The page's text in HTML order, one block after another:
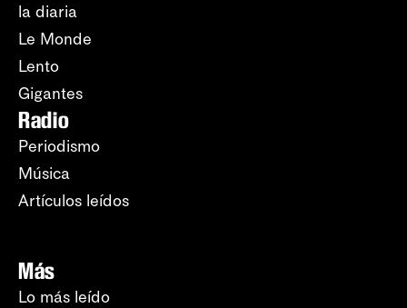
la diaria
Le Monde
Lento
Gigantes
Radio
Periodismo
Música
Artículos leídos
Más
Lo más leído